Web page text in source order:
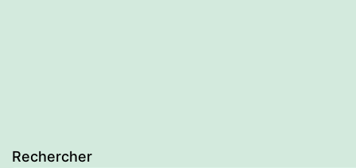
Rechercher